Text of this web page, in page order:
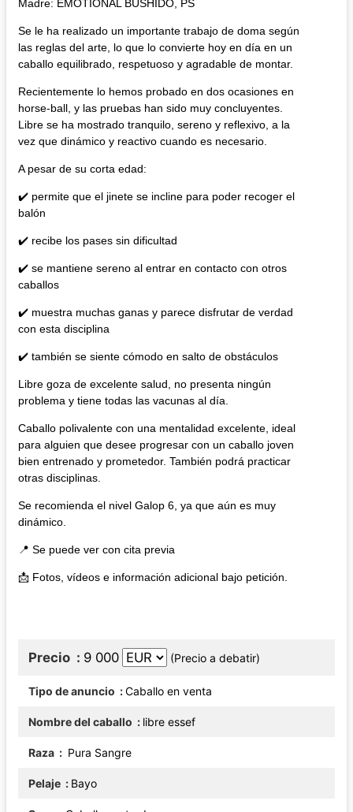
Madre: EMOTIONAL BUSHIDO, PS
Se le ha realizado un importante trabajo de doma según
las reglas del arte, lo que lo convierte hoy en día en un
caballo equilibrado, respetuoso y agradable de montar.
Recientemente lo hemos probado en dos ocasiones en
horse-ball, y las pruebas han sido muy concluyentes.
Libre se ha mostrado tranquilo, sereno y reflexivo, a la
vez que dinámico y reactivo cuando es necesario.
A pesar de su corta edad:
✔️ permite que el jinete se incline para poder recoger el
balón
✔️ recibe los pases sin dificultad
✔️ se mantiene sereno al entrar en contacto con otros
caballos
✔️ muestra muchas ganas y parece disfrutar de verdad
con esta disciplina
✔️ también se siente cómodo en salto de obstáculos
Libre goza de excelente salud, no presenta ningún
problema y tiene todas las vacunas al día.
Caballo polivalente con una mentalidad excelente, ideal
para alguien que desee progresar con un caballo joven
bien entrenado y prometedor. También podrá practicar
otras disciplinas.
Se recomienda el nivel Galop 6, ya que aún es muy
dinámico.
📍 Se puede ver con cita previa
📩 Fotos, vídeos e información adicional bajo petición.
Precio 9 000 (Precio a debatir)
Tipo de anuncio Caballo en venta
Nombre del caballo libre essef
Raza Pura Sangre
Pelaje Bayo